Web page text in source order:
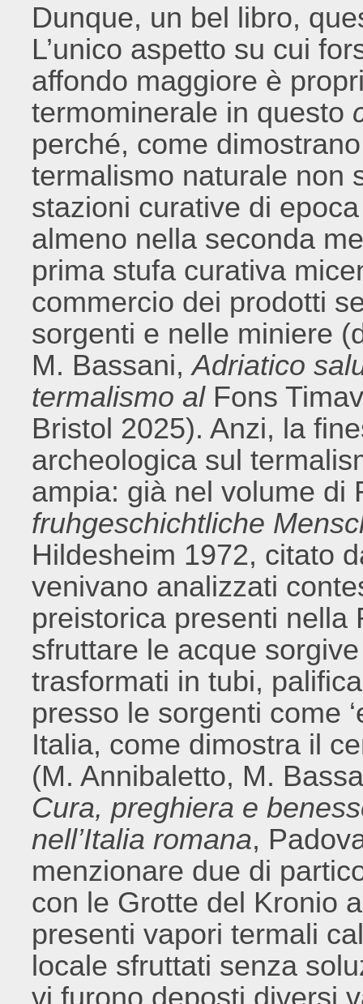
Dunque, un bel libro,
L’unico aspetto su cui
affondo maggiore è
termominerale in questo
perché, come
termalismo naturale non
stazioni curative di
almeno nella seconda
prima stufa curativa
commercio dei prodotti
sorgenti e nelle miniere
M. Bassani,Adriatico
termalismo al Fons
Bristol 2025). Anzi, la
archeologica sul
ampia: già nel volume di
fruhgeschichtliche
Hildesheim 1972, citato
venivano analizzati
preistorica presenti nella
sfruttare le acque
trasformati in tubi,
presso le sorgenti come
Italia, come dimostra il
(M. Annibaletto, M.
Cura, preghiera e
nell’Italia romana,
menzionare due di
con le Grotte del Kronio
presenti vapori termali
locale sfruttati senza
vi furono deposti diversi